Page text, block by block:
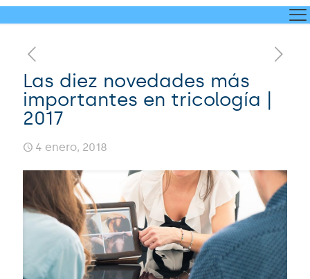
Las diez novedades más
importantes en tricología |
2017
4 enero, 2018